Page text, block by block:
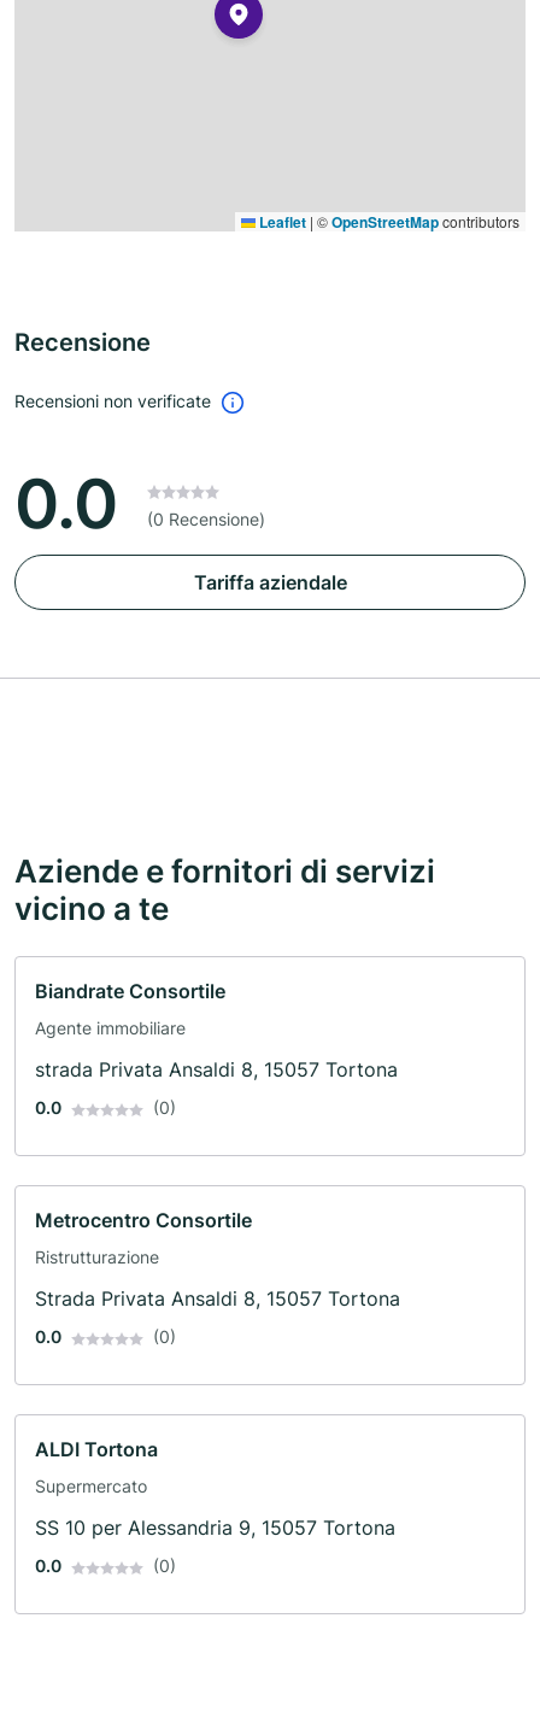
Leaflet | ©OpenStreetMapcontributors
Recensione
Recensioni non verificate
0.0 (0 Recensione)
Tariffa aziendale
Aziende e fornitori di servizi
vicino a te
Biandrate Consortile
Agente immobiliare
strada Privata Ansaldi 8, 15057 Tortona
0.0 (0)
Metrocentro Consortile
Ristrutturazione
Strada Privata Ansaldi 8, 15057 Tortona
0.0 (0)
ALDI Tortona
Supermercato
SS 10 per Alessandria 9, 15057 Tortona
0.0 (0)